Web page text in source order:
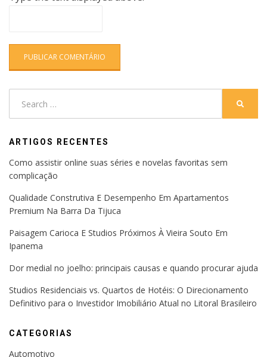
ARTIGOS RECENTES
Como assistir online suas séries e novelas favoritas sem
complicação
Qualidade Construtiva E Desempenho Em Apartamentos
Premium Na Barra Da Tijuca
Paisagem Carioca E Studios Próximos À Vieira Souto Em
Ipanema
Dor medial no joelho: principais causas e quando procurar ajuda
Studios Residenciais vs. Quartos de Hotéis: O Direcionamento
Definitivo para o Investidor Imobiliário Atual no Litoral Brasileiro
CATEGORIAS
Automotivo